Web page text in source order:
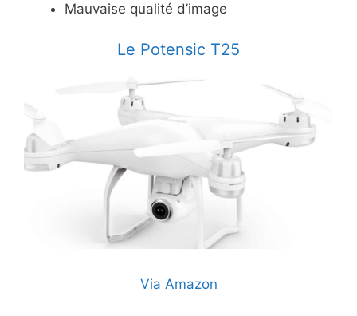
Mauvaise qualité d’image
​Le Potensic T25
Via Amazon